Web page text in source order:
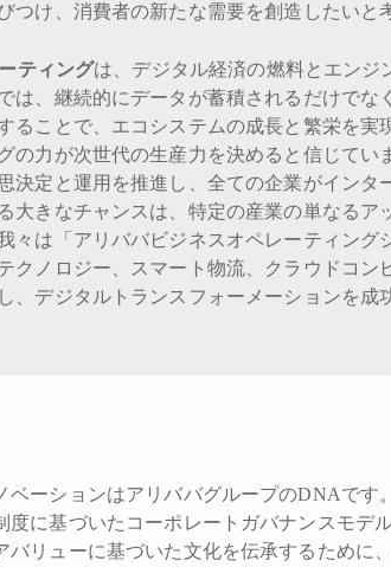
つけ、消費者の新たな需要を創造したいと
ティングは、デジタル経済の燃料とエンジ
は、継続的にデータが蓄積されるだけでな
ることで、エコシステムの成長と繁栄を実
の力が次世代の生産力を決めると信じてい
決定と運用を推進し、全ての企業がインタ
大きなチャンスは、特定の産業の単なるア
々は「アリババビジネスオペレーティング
クノロジー、スマート物流、クラウドコン
、デジタルトランスフォーメーションを成
ーションはアリババグループのDNAです
に基づいたコーポレートガバナンスモデ
リューに基づいた文化を伝承するために